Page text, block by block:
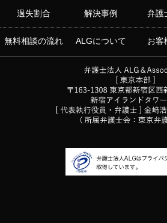
過失割合 解決事例 弁護
無料相談の流れ ALGについて お客